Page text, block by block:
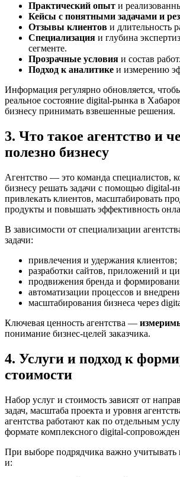
Практический опыт и
Кейсы с понятными задачами и
Отзывы клиентов и длительность
Специализация и глубина
сегменте.
Прозрачные условия и состав работ.
Подход к аналитике и измерению
Информация регулярно обновляется,
реальное состояние digital-рынка в
бизнесу принимать взвешенные решения.
3. Что такое агентство и
полезно бизнесу
Агентство — это команда специалистов,
бизнесу решать задачи с помощью digital-
привлекать клиентов, масштабировать
продукты и повышать эффективность
В зависимости от специализации
задачи:
привлечения и удержания клиентов;
разработки сайтов, приложений и
продвижения бренда и
автоматизации процессов и
масштабирования бизнеса через
Ключевая ценность агентства —
понимание бизнес-целей заказчика.
4. Услуги и подход к
стоимости
Набор услуг и стоимость зависят от
задач, масштаба проекта и уровня
агентства работают как по отдельным
формате комплексного digital-
При выборе подрядчика важно учитывать
и: